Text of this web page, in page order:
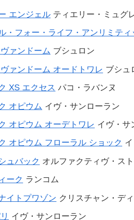
エンジェルティエリー・ミュグ
・フォー・ライフ・アンリミティ
ァンドーム ブシュロン
ァンドーム オードトワレ ブシュ
XS エクセス パコ・ラバンヌ
オピウム イヴ・サンローラン
オピウム オーデトワレ イヴ・サ
オピウム フローラル ショック
ュバック オルファクティヴ・ス
ーク ランコム
イトプワゾン クリスチャン・デ
イヴ・サンローラン